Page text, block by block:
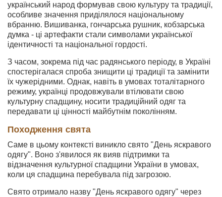
український народ формував свою культуру та традиції,
особливе значення приділялося національному
вбранню. Вишиванка, гончарська рушник, кобзарська
думка - ці артефакти стали символами української
ідентичності та національної гордості.
З часом, зокрема під час радянського періоду, в Україні
спостерігалася спроба знищити ці традиції та замінити
їх чужерідними. Однак, навіть в умовах тоталітарного
режиму, українці продовжували втілювати свою
культурну спадщину, носити традиційний одяг та
передавати ці цінності майбутнім поколінням.
Походження свята
Саме в цьому контексті виникло свято "День яскравого
одягу". Воно з'явилося як вияв підтримки та
відзначення культурної спадщини України в умовах,
коли ця спадщина перебувала під загрозою.
Свято отримало назву "День яскравого одягу" через